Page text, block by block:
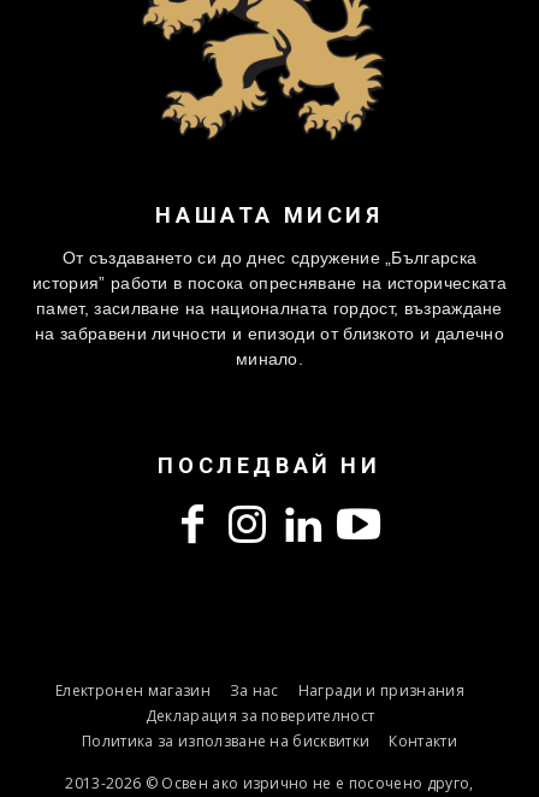
НАШАТА МИСИЯ
От създаването си до днес сдружение „Българска
история” работи в посока опресняване на историческата
памет, засилване на националната гордост, възраждане
на забравени личности и епизоди от близкото и далечно
минало.
ПОСЛЕДВАЙ НИ
Електронен магазин За нас
Награди и признания
Декларация за поверителност
Политика за използване на бисквитки
Контакти
2013-2026 © Освен ако изрично не е посочено друго,